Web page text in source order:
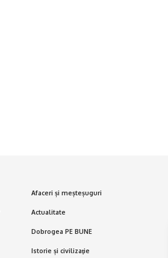
Afaceri și meșteșuguri
Actualitate
Dobrogea PE BUNE
Istorie și civilizaţie